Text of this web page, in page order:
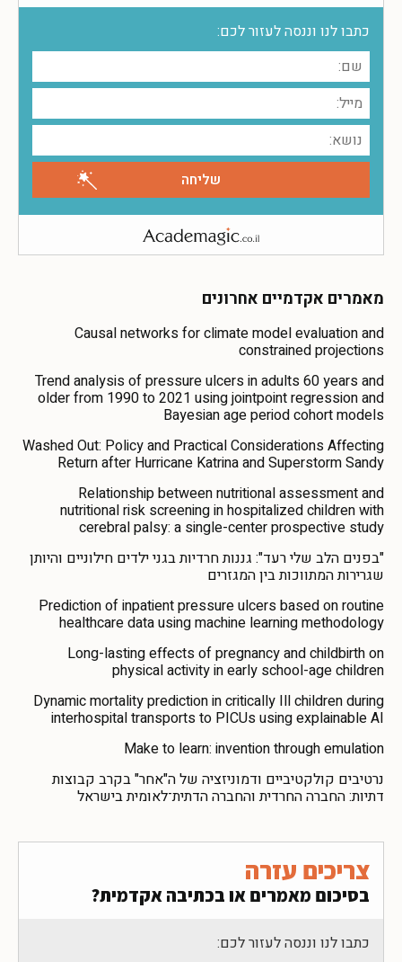
כתבו לנו וננסה לעזור לכם:
מאמרים אקדמיים אחרונים
Causal networks for climate model evaluation and
constrained projections
Trend analysis of pressure ulcers in adults 60 years and
older from 1990 to 2021 using jointpoint regression and
Bayesian age period cohort models
Washed Out: Policy and Practical Considerations Affecting
Return after Hurricane Katrina and Superstorm Sandy
Relationship between nutritional assessment and
nutritional risk screening in hospitalized children with
cerebral palsy: a single-center prospective study
"בפנים הלב שלי רעד": גננות חרדיות בגני ילדים חילוניים והיותן
שגרירות המתווכות בין המגזרים
Prediction of inpatient pressure ulcers based on routine
healthcare data using machine learning methodology
Long-lasting effects of pregnancy and childbirth on
physical activity in early school-age children
Dynamic mortality prediction in critically Ill children during
interhospital transports to PICUs using explainable AI
Make to learn: invention through emulation
נרטיבים קולקטיביים ודמוניזציה של ה"אחר" בקרב קבוצות
דתיות: החברה החרדית והחברה הדתית־לאומית בישראל
צריכים עזרה
בסיכום מאמרים או בכתיבה אקדמית?
כתבו לנו וננסה לעזור לכם: